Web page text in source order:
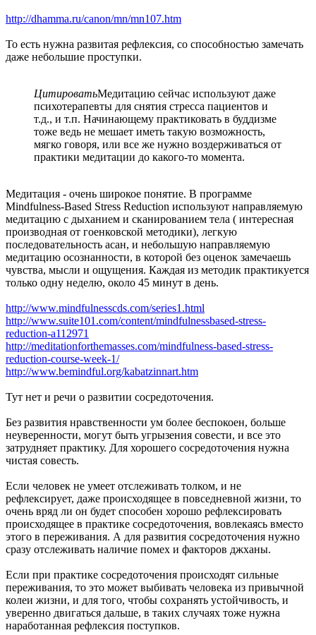
http://dhamma.ru/canon/mn/mn107.htm
То есть нужна развитая рефлексия, со способностью замечать
даже небольшие проступки.
ЦитироватьМедитацию сейчас используют даже
психотерапевты для снятия стресса пациентов и
т.д., и т.п. Начинающему практиковать в буддизме
тоже ведь не мешает иметь такую возможность,
мягко говоря, или все же нужно воздерживаться от
практики медитации до какого-то момента.
Медитация - очень широкое понятие. В программе
Mindfulness-Based Stress Reduction используют направляемую
медитацию с дыханием и сканированием тела ( интересная
производная от гоенковской методики), легкую
последовательность асан, и небольшую направляемую
медитацию осознанности, в которой без оценок замечаешь
чувства, мысли и ощущения. Каждая из методик практикуется
только одну неделю, около 45 минут в день.
http://www.mindfulnesscds.com/series1.html
http://www.suite101.com/content/mindfulnessbased-stress-
reduction-a112971
http://meditationforthemasses.com/mindfulness-based-stress-
reduction-course-week-1/
http://www.bemindful.org/kabatzinnart.htm
Тут нет и речи о развитии сосредоточения.
Без развития нравственности ум более беспокоен, больше
неуверенности, могут быть угрызения совести, и все это
затрудняет практику. Для хорошего сосредоточения нужна
чистая совесть.
Если человек не умеет отслеживать толком, и не
рефлексирует, даже происходящее в повседневной жизни, то
очень вряд ли он будет способен хорошо рефлексировать
происходящее в практике сосредоточения, вовлекаясь вместо
этого в переживания. А для развития сосредоточения нужно
сразу отслеживать наличие помех и факторов джханы.
Если при практике сосредоточения происходят сильные
переживания, то это может выбивать человека из привычной
колеи жизни, и для того, чтобы сохранять устойчивость, и
уверенно двигаться дальше, в таких случаях тоже нужна
наработанная рефлексия поступков.